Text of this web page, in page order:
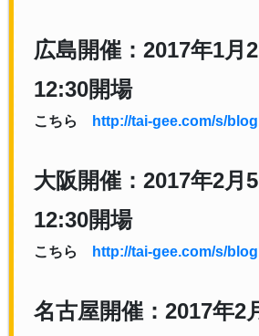
広島開催：2017年1
12:30開場
こちら http://tai-gee.com/s/
大阪開催：2017年2
12:30開場
こちら http://tai-gee.com/s/
名古屋開催：2017年